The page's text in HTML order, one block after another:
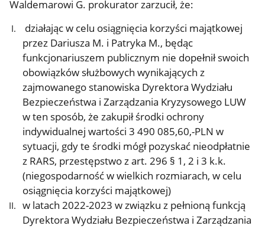
Waldemarowi G. prokurator zarzucił, że:
działając w celu osiągnięcia korzyści majątkowej
przez Dariusza M. i Patryka M., będąc
funkcjonariuszem publicznym nie dopełnił swoich
obowiązków służbowych wynikających z
zajmowanego stanowiska Dyrektora Wydziału
Bezpieczeństwa i Zarządzania Kryzysowego LUW
w ten sposób, że zakupił środki ochrony
indywidualnej wartości 3 490 085,60,-PLN w
sytuacji, gdy te środki mógł pozyskać nieodpłatnie
z RARS, przestępstwo z art. 296 § 1, 2 i 3 k.k.
(niegospodarność w wielkich rozmiarach, w celu
osiągnięcia korzyści majątkowej)
w latach 2022-2023 w związku z pełnioną funkcją
Dyrektora Wydziału Bezpieczeństwa i Zarządzania